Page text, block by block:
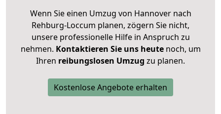
Wenn Sie einen Umzug von Hannover nach
Rehburg-Loccum planen, zögern Sie nicht,
unsere professionelle Hilfe in Anspruch zu
nehmen. Kontaktieren Sie uns heutenoch, um
Ihren reibungslosen Umzug zu planen.
Kostenlose Angebote erhalten